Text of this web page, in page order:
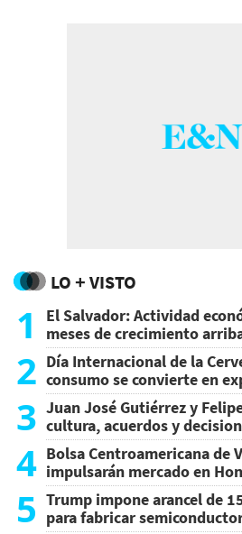
LO + VISTO
1
El Salvador: Actividad
meses de crecimiento
2 Día Internacional de la
consumo se convierte en
3 Juan José Gutiérrez y
cultura, acuerdos y
4 Bolsa Centroamericana de
impulsarán mercado en
5 Trump impone arancel de
para fabricar